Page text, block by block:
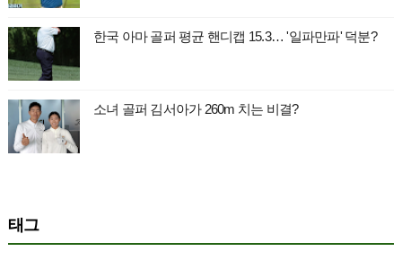
한국 아마 골퍼 평균 핸디캡 15.3… '일파만파' 덕분?
소녀 골퍼 김서아가 260m 치는 비결?
태그